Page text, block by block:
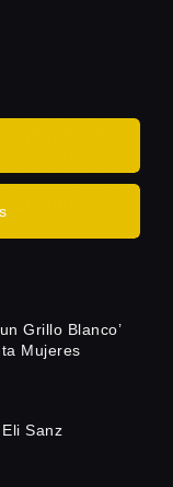
Grillo Blanco’
Mujeres
Sanz